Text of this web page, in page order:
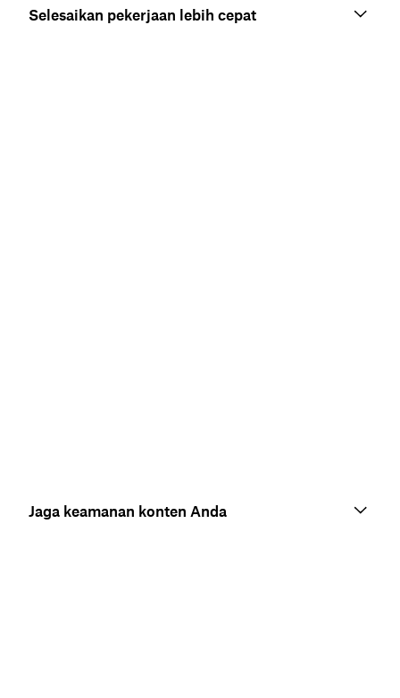
Selesaikan pekerjaan lebih cepat
Jaga keamanan konten Anda